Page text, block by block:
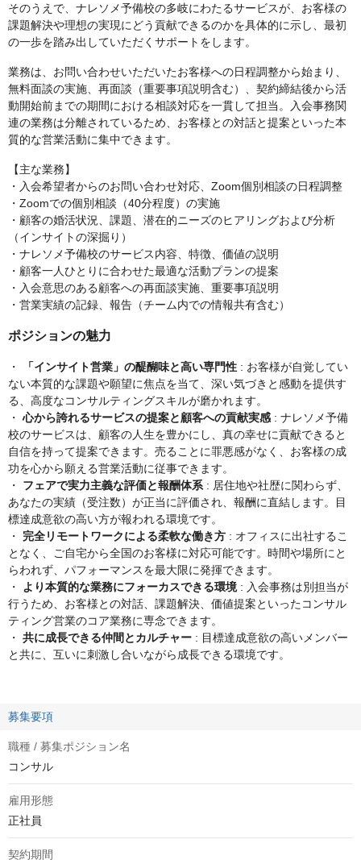
そのうえで、ナレソメ予備校の多岐にわたるサービスが、お客様の
課題解決や理想の実現にどう貢献できるのかを具体的に示し、最初
の一歩を踏み出していただくサポートをします。
業務は、お問い合わせいただいたお客様への日程調整から始まり、
無料面談の実施、再面談（重要事項説明含む）、契約締結後から活
動開始前までの期間における相談対応を一貫して担当。入会事務関
連の業務は分離されているため、お客様との対話と提案といった本
質的な営業活動に集中できます。
【主な業務】
・入会希望者からのお問い合わせ対応、Zoom個別相談の日程調整
・Zoomでの個別相談（40分程度）の実施
・顧客の婚活状況、課題、潜在的ニーズのヒアリングおよび分析
（インサイトの深掘り）
・ナレソメ予備校のサービス内容、特徴、価値の説明
・顧客一人ひとりに合わせた最適な活動プランの提案
・入会意思のある顧客への再面談実施、重要事項説明
・営業実績の記録、報告（チーム内での情報共有含む）
ポジションの魅力
・ 「インサイト営業」の醍醐味と高い専門性 : お客様が自覚してい
ない本質的な課題や願望に焦点を当て、深い気づきと感動を提供す
る、高度なコンサルティングスキルが磨かれます。
・ 心から誇れるサービスの提案と顧客への貢献実感 : ナレソメ予備
校のサービスは、顧客の人生を豊かにし、真の幸せに貢献できると
自信を持って提案できます。売ることに罪悪感がなく、お客様の成
功を心から願える営業活動に従事できます。
・ フェアで実力主義な評価と報酬体系: 居住地や社歴に関わらず、
あなたの実績（受注数）が正当に評価され、報酬に直結します。目
標達成意欲の高い方が報われる環境です。
・ 完全リモートワークによる柔軟な働き方 : オフィスに出社するこ
となく、ご自宅から全国のお客様に対応可能です。時間や場所にと
らわれず、パフォーマンスを最大限に発揮できます。
・ より本質的な業務にフォーカスできる環境: 入会事務は別担当が
行うため、お客様との対話、課題解決、価値提案といったコンサル
ティング営業のコア業務に専念できます。
・ 共に成長できる仲間とカルチャー : 目標達成意欲の高いメンバー
と共に、互いに刺激し合いながら成長できる環境です。
募集要項
職種 / 募集ポジション名
コンサル
雇用形態
正社員
契約期間